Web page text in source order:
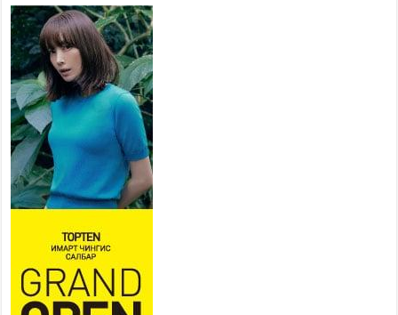
хувьтай үргэлжилж байна
2026 оны 7 сар 20 / 9 цаг 14 минут
Усархаг аадар бороо орж
байгаа тул аюулгүй байдлаа
хангаж, үер усны аюулаас
сэрэмжлэхийг нийслэлийн
Онцгой байдлын газраас анхааруулж байна
2026 оны 7 сар 20 / 9 цаг 09 минут
311 алба хаагч, 119 техник хэрэгсэлтэй ажиллаж
үер усны аюул, болзошгүй эрсдэлээс сэргийлж
байна
Аяллаа зөв төлөвлөхийг иргэдэд зөвлөж байна
2026 оны 7 сар 16 / 11 цаг 50 минут
Үер усны болзошгүй аюулаас сэргийлж,
холбогдох байгууллагууд өндөржүүлсэн бэлэн